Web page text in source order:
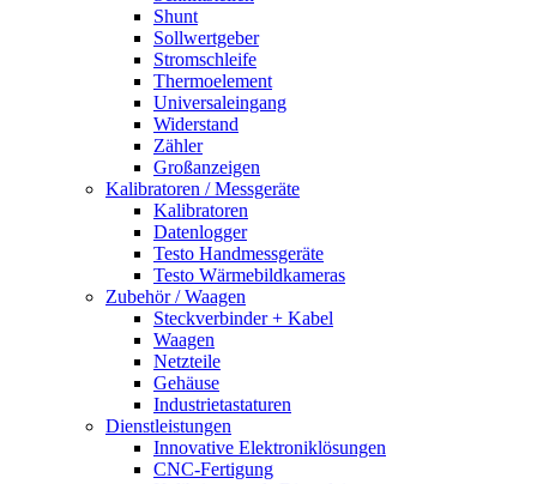
Shunt
Sollwertgeber
Stromschleife
Thermoelement
Universaleingang
Widerstand
Zähler
Großanzeigen
Kalibratoren / Messgeräte
Kalibratoren
Datenlogger
Testo Handmessgeräte
Testo Wärmebildkameras
Zubehör / Waagen
Steckverbinder + Kabel
Waagen
Netzteile
Gehäuse
Industrietastaturen
Dienstleistungen
Innovative Elektroniklösungen
CNC-Fertigung